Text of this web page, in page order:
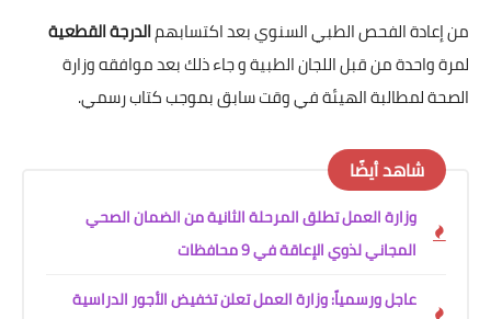
من إعادة الفحص الطبي السنوي بعد اكتسابهمالدرجة القطعية
لمرة واحدة من قبل اللجان الطبية و جاء ذلك بعد موافقه وزارة
الصحة لمطالبة الهيئة في وقت سابق بموجب كتاب رسمي.
شاهد أيضًا
وزارة العمل تطلق المرحلة الثانية من الضمان الصحي
المجاني لذوي الإعاقة في 9 محافظات
عاجل ورسمياً: وزارة العمل تعلن تخفيض الأجور الدراسية